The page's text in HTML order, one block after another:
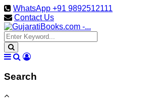
WhatsApp +91 9892512111
Contact Us
Search